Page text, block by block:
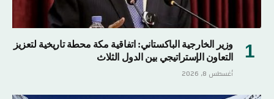
وزير الخارجية الباكستاني: اتفاقية مكة محطة تاريخية لتعزيز
التعاون الإستراتيجي بين الدول الثلاث
أغسطس 8, 2026